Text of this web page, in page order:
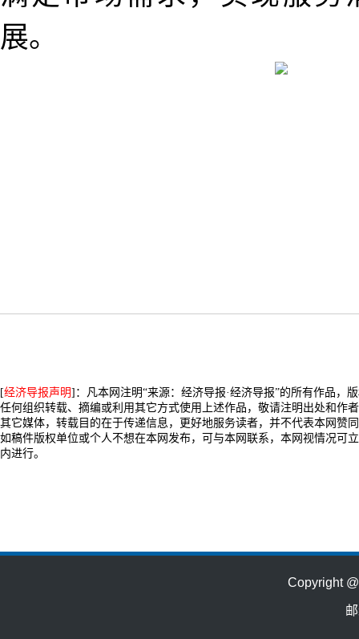
展。
[经济导报声明]：凡本网注明“来源：经济导报·经济导报”的所有作品，
任何组织转载、摘编或利用其它方式使用上述作品，敬请注明出处和作
其它媒体，转载目的在于传递信息，更好地服务读者，并不代表本网赞
如稿件版权单位或个人不想在本网发布，可与本网联系，本网视情况可
内进行。
Copyright